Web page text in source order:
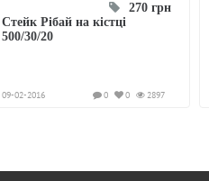
270 грн
Стейк Рібай на кістці
500/30/20
09-02-2016 2897
0
0